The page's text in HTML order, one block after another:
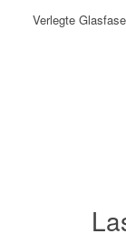
Verlegte